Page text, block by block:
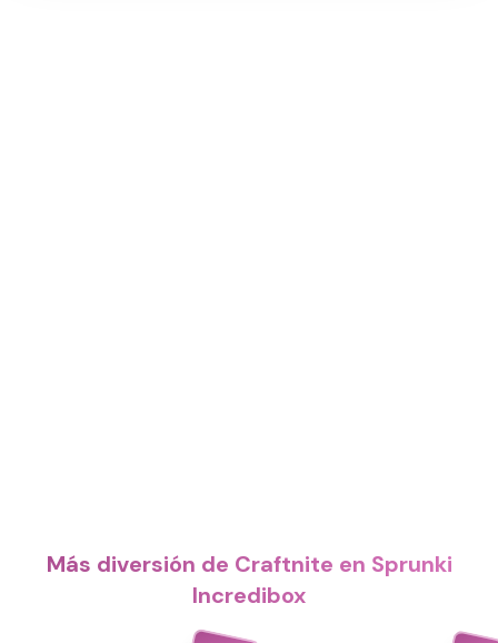
Más diversión de Craftnite en Sprunki
Incredibox